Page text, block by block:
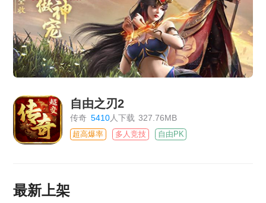
自由之刃2
传奇 5410人下载 327.76MB
超高爆率 多人竞技 自由PK
最新上架